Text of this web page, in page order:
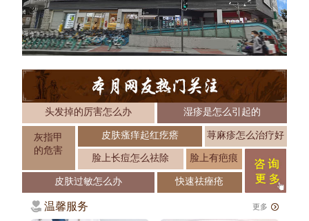
头发掉的厉害怎么办 湿疹是怎么引起的
灰指甲
的危害
皮肤瘙痒起红疙瘩 荨麻疹怎么治疗好
脸上长痘怎么祛除 脸上有疤痕
皮肤过敏怎么办 快速祛痤疮
温馨服务 更多